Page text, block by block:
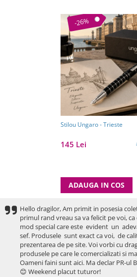
-26%
Stilou Ungaro - Trieste
145 Lei
ADAUGA IN COS
Hello dragilor, Am primit in posesia
primul rand vreau sa va felicit pe voi, ca
mod special care este evident un
sef. Produsele sunt exact ca voi, de
prezentarea de pe site. Voi vorbi cu
produsele pe care le comercializati si
Oameni faini sunt aici. Ma declar PR-ul
😊 Weekend placut tuturor!